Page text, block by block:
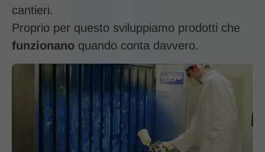
cantieri.
Proprio per questo sviluppiamo prodotti che
funzionano quando conta davvero.